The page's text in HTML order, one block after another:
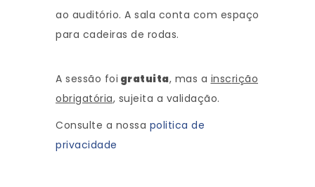
ao auditório. A sala conta com espaço
para cadeiras de rodas.
A sessão foi gratuita, mas a inscrição
obrigatória, sujeita a validação.
Consulte a nossa politica de
privacidade